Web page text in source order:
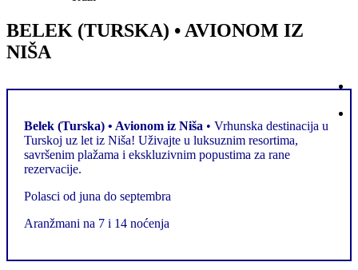
BELEK (TURSKA) • AVIONOM IZ
NIŠA
Belek (Turska) • Avionom iz Niša • Vrhunska destinacija u
Turskoj uz let iz Niša! Uživajte u luksuznim resortima,
savršenim plažama i ekskluzivnim popustima za rane
rezervacije.
Polasci od juna do septembra
Aranžmani na 7 i 14 noćenja